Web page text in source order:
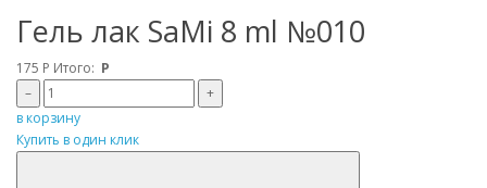
Гель лак SaMi 8 ml №010
175 Р Итого: Р
–
+
в корзину
Купить в один клик